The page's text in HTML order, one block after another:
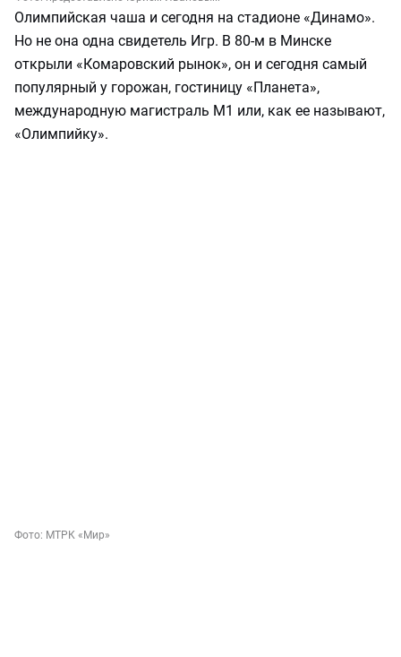
Олимпийская чаша и сегодня на стадионе «Динамо».
Но не она одна свидетель Игр. В 80-м в Минске
открыли «Комаровский рынок», он и сегодня самый
популярный у горожан, гостиницу «Планета»,
международную магистраль М1 или, как ее называют,
«Олимпийку».
Фото: МТРК «Мир»